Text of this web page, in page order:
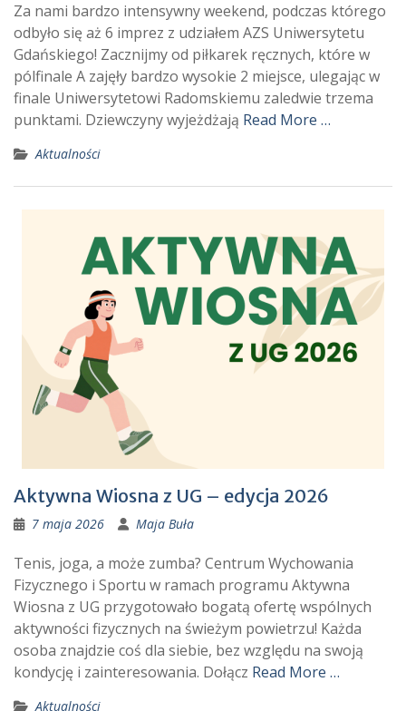
Za nami bardzo intensywny weekend, podczas którego
odbyło się aż 6 imprez z udziałem AZS Uniwersytetu
Gdańskiego! Zacznijmy od piłkarek ręcznych, które w
pólfinale A zajęły bardzo wysokie 2 miejsce, ulegając w
finale Uniwersytetowi Radomskiemu zaledwie trzema
punktami. Dziewczyny wyjeżdżają Read More …
Aktualności
Aktywna Wiosna z UG – edycja 2026
7 maja 2026 Maja Buła
Tenis, joga, a może zumba? Centrum Wychowania
Fizycznego i Sportu w ramach programu Aktywna
Wiosna z UG przygotowało bogatą ofertę wspólnych
aktywności fizycznych na świeżym powietrzu! Każda
osoba znajdzie coś dla siebie, bez względu na swoją
kondycję i zainteresowania. Dołącz Read More …
Aktualności